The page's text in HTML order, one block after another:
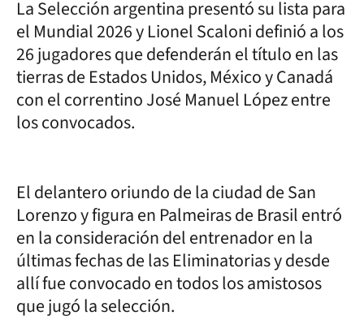
La Selección argentina presentó su lista para
el Mundial 2026 y Lionel Scaloni definió a los
26 jugadores que defenderán el título en las
tierras de Estados Unidos, México y Canadá
con el correntino José Manuel López entre
los convocados.
El delantero oriundo de la ciudad de San
Lorenzo y figura en Palmeiras de Brasil entró
en la consideración del entrenador en la
últimas fechas de las Eliminatorias y desde
allí fue convocado en todos los amistosos
que jugó la selección.